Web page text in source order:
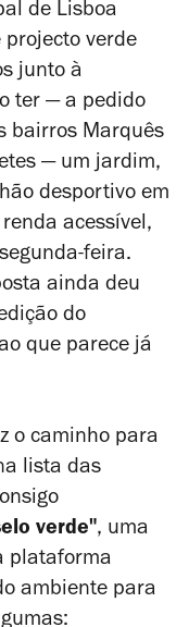
de Lisboa
projecto verde
junto à
ter — a pedido
bairros Marquês
— um jardim,
desportivo em
acessível,
feira.
ainda deu
do
que parece já
o caminho para
lista das
verde", uma
plataforma
ambiente para